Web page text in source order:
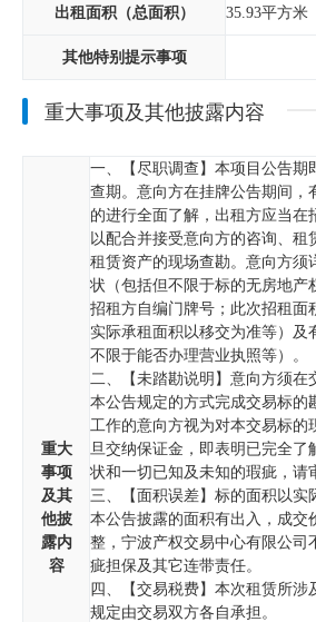
出租面积（总面积） 35.93平方米
其他特别提示事项
重大事项及其他披露内容
重大
事项
及其
他披
露内
容
一、【尽职调查】本项目公告期
查期。意向方在挂牌公告期间，
的进行全面了解，出租方应当在
以配合并接受意向方的咨询、租
租赁资产的现场查勘。意向方须
状（包括但不限于标的无房地产
招租方自编门牌号；此次招租面
实际承租面积以移交为准等）及
不限于能否办理营业执照等）。
二、【未踏勘说明】意向方须在
本公告规定的方式完成交易标的
工作的意向方视为对本交易标的
旦交纳保证金，即表明已完全了
状和一切已知及未知的瑕疵，请
三、【面积误差】标的面积以实
本公告披露的面积有出入，成交
整，宁波产权交易中心有限公司
疵担保及其它连带责任。
四、【交易税费】本次租赁所涉
规定由交易双方各自承担。